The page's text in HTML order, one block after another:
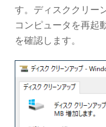
す。ディスククリー
コンピュータを再起
を確認します。